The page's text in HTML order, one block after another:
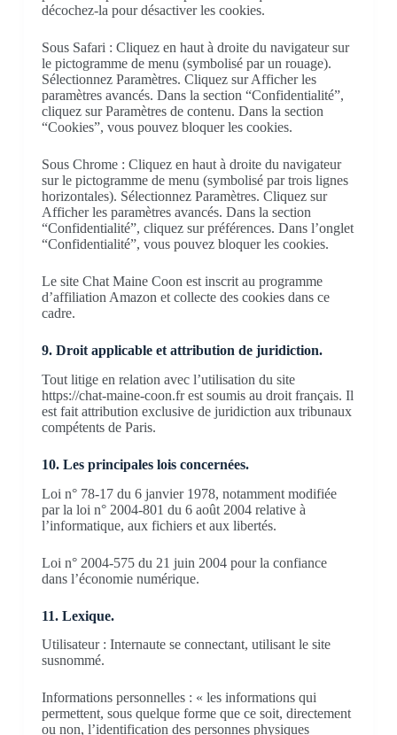
décochez-la pour désactiver les cookies.
Sous Safari : Cliquez en haut à droite du navigateur sur
le pictogramme de menu (symbolisé par un rouage).
Sélectionnez Paramètres. Cliquez sur Afficher les
paramètres avancés. Dans la section “Confidentialité”,
cliquez sur Paramètres de contenu. Dans la section
“Cookies”, vous pouvez bloquer les cookies.
Sous Chrome : Cliquez en haut à droite du navigateur
sur le pictogramme de menu (symbolisé par trois lignes
horizontales). Sélectionnez Paramètres. Cliquez sur
Afficher les paramètres avancés. Dans la section
“Confidentialité”, cliquez sur préférences. Dans l’onglet
“Confidentialité”, vous pouvez bloquer les cookies.
Le site Chat Maine Coon est inscrit au programme
d’affiliation Amazon et collecte des cookies dans ce
cadre.
9. Droit applicable et attribution de juridiction.
Tout litige en relation avec l’utilisation du site
https://chat-maine-coon.fr est soumis au droit français. Il
est fait attribution exclusive de juridiction aux tribunaux
compétents de Paris.
10. Les principales lois concernées.
Loi n° 78-17 du 6 janvier 1978, notamment modifiée
par la loi n° 2004-801 du 6 août 2004 relative à
l’informatique, aux fichiers et aux libertés.
Loi n° 2004-575 du 21 juin 2004 pour la confiance
dans l’économie numérique.
11. Lexique.
Utilisateur : Internaute se connectant, utilisant le site
susnommé.
Informations personnelles : « les informations qui
permettent, sous quelque forme que ce soit, directement
ou non, l’identification des personnes physiques